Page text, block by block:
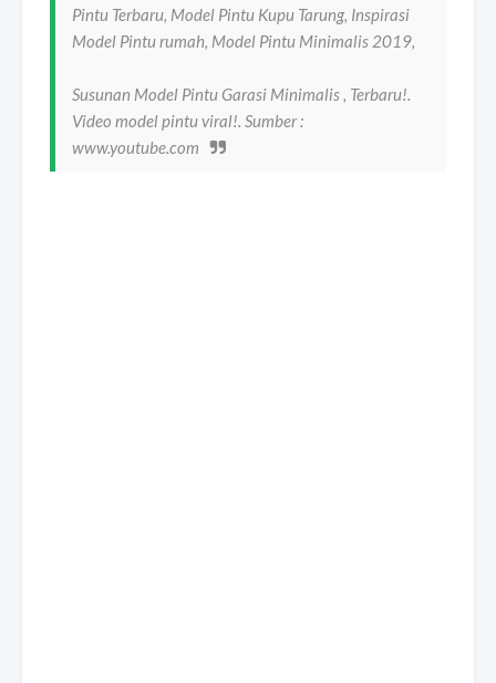
Pintu Terbaru, Model Pintu Kupu Tarung, Inspirasi
Model Pintu rumah, Model Pintu Minimalis 2019,
Susunan Model Pintu Garasi Minimalis , Terbaru!.
Video model pintu viral!. Sumber :
www.youtube.com